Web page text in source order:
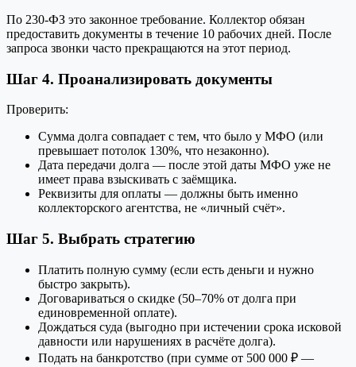
По 230-ФЗ это законное требование. Коллектор обязан
предоставить документы в течение 10 рабочих дней. После
запроса звонки часто прекращаются на этот период.
Шаг 4. Проанализировать документы
Проверить:
Сумма долга совпадает с тем, что было у МФО (или
превышает потолок 130%, что незаконно).
Дата передачи долга — после этой даты МФО уже не
имеет права взыскивать с заёмщика.
Реквизиты для оплаты — должны быть именно
коллекторского агентства, не «личный счёт».
Шаг 5. Выбрать стратегию
Платить полную сумму (если есть деньги и нужно
быстро закрыть).
Договариваться о скидке (50–70% от долга при
единовременной оплате).
Дождаться суда (выгодно при истечении срока исковой
давности или нарушениях в расчёте долга).
Подать на банкротство (при сумме от 500 000 ₽ —